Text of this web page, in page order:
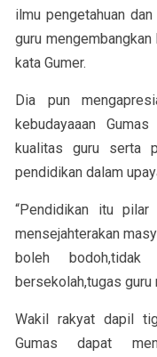
ilmu pengetahuan
guru
kata Gumer.
Dia pun
kebudayaaan
kualitas guru serta
pendidikan dalam
“Pendidikan itu pilar
mensejahterakan
boleh bodoh,tidak
bersekolah,tugas guru
Wakil rakyat dapil
Gumas dapat